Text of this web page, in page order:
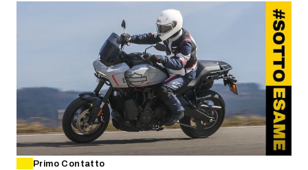
Primo Contatto